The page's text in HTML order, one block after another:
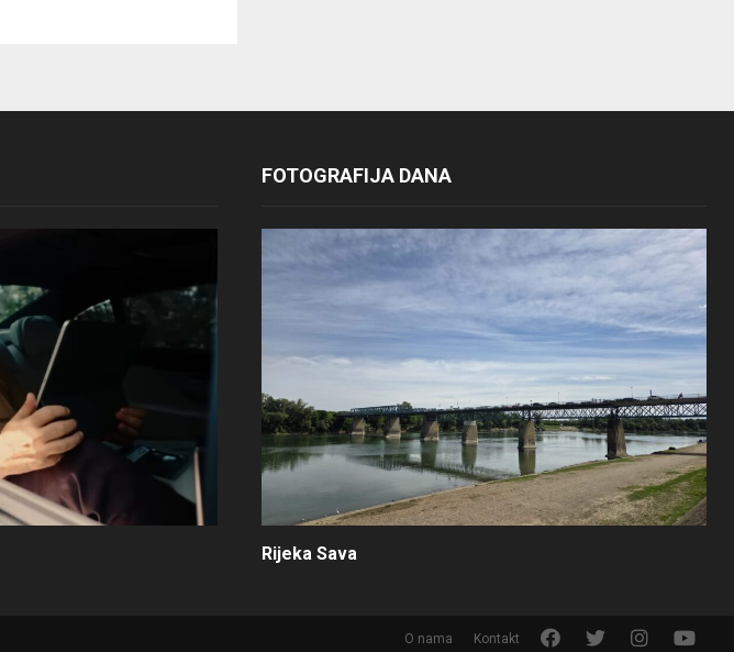
FOTOGRAFIJA DANA
Rijeka Sava
O nama Kontakt